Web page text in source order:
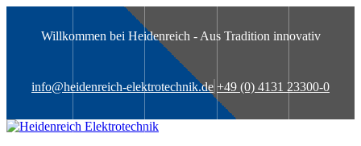
Willkommen bei Heidenreich - Aus Tradition innovativ
info@heidenreich-elektrotechnik.de +49 (0) 4131 23300-0